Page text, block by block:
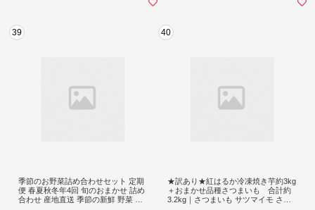
39
季節のお野菜詰め合わせセット 定期
便 春夏秋冬年4回 旬のおまかせ 詰め
合わせ 産地直送 季節の新鮮 野菜 定
40
★訳あり★紅はるか冷凍焼き芋約3kg
＋おまかせ品種さつまいも 合計約
3.2kg｜さつまいも サツマイモ さつ